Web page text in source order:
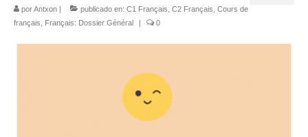
Français à toute allure
Bordeaux Tregey
porAntxon | publicado en: C1 Français C2 Français Cours de
français
Français: Dossier Général | 0